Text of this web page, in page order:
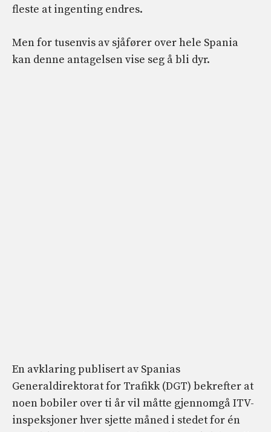
fleste at ingenting endres.
Men for tusenvis av sjåfører over hele Spania
kan denne antagelsen vise seg å bli dyr.
En avklaring publisert av Spanias
Generaldirektorat for Trafikk (DGT) bekrefter at
noen bobiler over ti år vil måtte gjennomgå ITV-
inspeksjoner hver sjette måned i stedet for én